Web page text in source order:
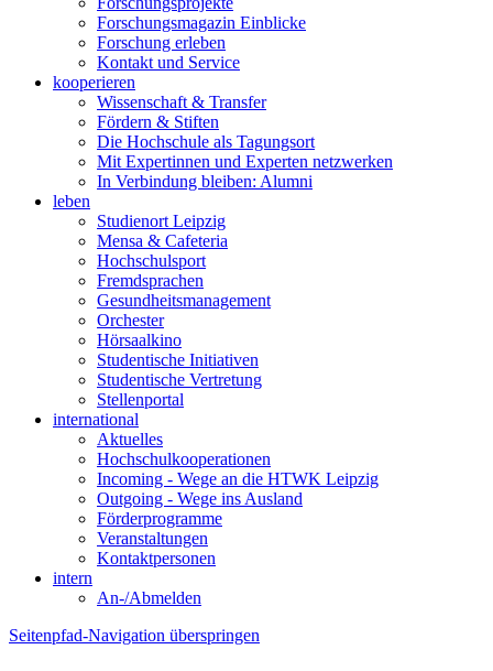
Forschungsmagazin Einblicke
Forschung erleben
Kontakt und Service
kooperieren
Wissenschaft & Transfer
Fördern & Stiften
Die Hochschule als Tagungsort
Mit Expertinnen und Experten netzwerken
In Verbindung bleiben: Alumni
leben
Studienort Leipzig
Mensa & Cafeteria
Hochschulsport
Fremdsprachen
Gesundheitsmanagement
Orchester
Hörsaalkino
Studentische Initiativen
Studentische Vertretung
Stellenportal
international
Aktuelles
Hochschulkooperationen
Incoming - Wege an die HTWK Leipzig
Outgoing - Wege ins Ausland
Förderprogramme
Veranstaltungen
Kontaktpersonen
intern
An-/Abmelden
Seitenpfad-Navigation überspringen